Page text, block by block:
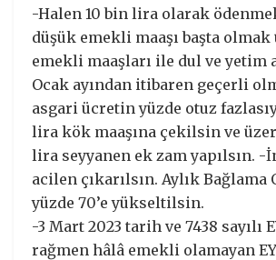
-Halen 10 bin lira olarak
düşük emekli maaşı başta olmak
emekli maaşları ile dul ve yetim
Ocak ayından itibaren geçerli
asgari ücretin yüzde otuz
lira kök maaşına çekilsin ve
lira seyyanen ek zam yapılsın. -
acilen çıkarılsın. Aylık Bağlama
yüzde 70’e yükseltilsin.
-3 Mart 2023 tarih ve 7438 sayılı
rağmen hâlâ emekli olamayan